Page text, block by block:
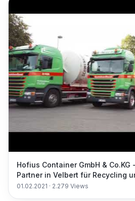
Hofius Container GmbH &
Partner in Velbert für Recycling
01.02.2021 · 2.279 Views